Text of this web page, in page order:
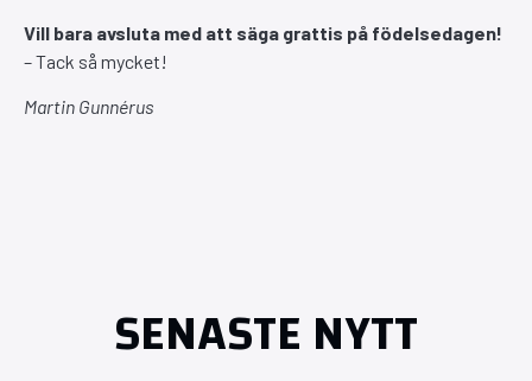
Vill bara avsluta med att säga grattis på födelsedagen!
– Tack så mycket!
Martin Gunnérus
SENASTE NYTT